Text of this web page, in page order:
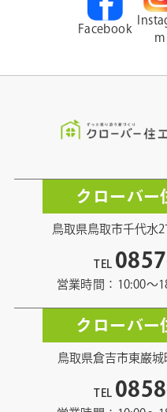
Facebook
m
クローバー
鳥取県鳥取市千代水
TEL
営業時間：10:00〜
クローバー
鳥取県倉吉市東巌城
TEL